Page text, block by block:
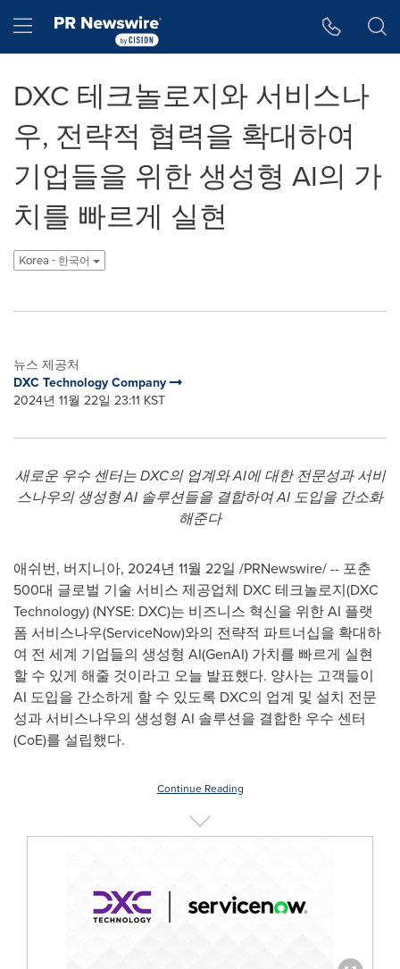
Hamburger menu
DXC 테크놀로지와 서비스나
우, 전략적 협력을 확대하여
기업들을 위한 생성형 AI의 가
치를 빠르게 실현
Korea - 한국어
뉴스 제공처
DXC Technology Company
2024년 11월 22일 23:11 KST
새로운 우수 센터는DXC의 업계와 AI에 대한 전문성과 서비
스나우의 생성형 AI 솔루션들을 결합하여 AI 도입을 간소화
해준다
애쉬번, 버지니아, 2024년 11월 22일 /PRNewswire/ -- 포춘
500대 글로벌 기술 서비스 제공업체 DXC 테크놀로지(DXC
Technology) (NYSE: DXC)는 비즈니스 혁신을 위한 AI 플랫
폼 서비스나우(ServiceNow)와의 전략적 파트너십을 확대하
여 전 세계 기업들의 생성형 AI(GenAI) 가치를 빠르게 실현
할 수 있게 해줄 것이라고 오늘 발표했다. 양사는 고객들이
AI 도입을 간소하게 할 수 있도록 DXC의 업계 및 설치 전문
성과 서비스나우의 생성형 AI 솔루션을 결합한 우수 센터
(CoE)를 설립했다.
Continue Reading